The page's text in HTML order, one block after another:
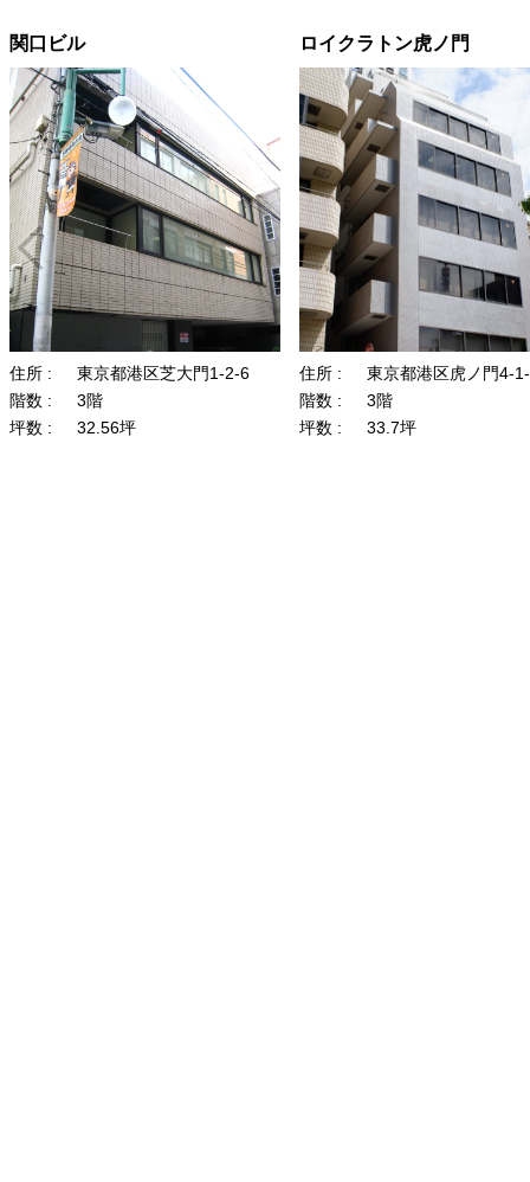
関口ビル
住所 :
東京都港区芝大門1-2-6
階数 :
3階
坪数 :
32.56坪
ロイクラトン虎ノ門
住所 :
東京都港区虎ノ門4-
階数 :
3階
坪数 :
33.7坪